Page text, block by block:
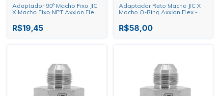
Adaptador 90° Macho Fixo JIC
X Macho Fixo NPT Axxion Flex -
R$19,45
Adaptador Reto Macho JIC X
Macho O-Ring Axxion Flex -
R$58,00